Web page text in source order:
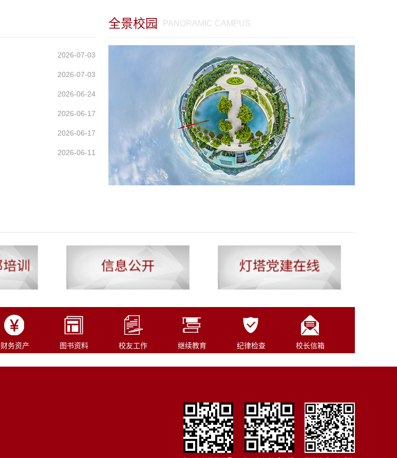
模式；出版的《国家社科基金项目申报规范、
技巧与案例》（第1-7版）社科研究学术类系
列丛书畅销10余万册，有效提高了国内青年
教师社科研究基本素养，应邀在百余所高校、
党校、社科院主讲国家社科基金、团队建设、
资政研究等学术讲座数百场，并率先探索提出
和践行“平民高等教育”理念。
夏汽车、中国建设银行天津分行、天津农商银
行、天津轨道交通集团运营集团、中海油集
团、大港油田、国能集团等多家公司进行企业
培训，具备丰富的对外培训经验。
2026-07-03
2026-07-03
2026-06-24
2026-06-17
2026-06-17
2026-06-11
全景校园 PANORAMIC CAMPUS
财务资产 图书资料 校友工作 继续教育 纪律检查 校长信箱